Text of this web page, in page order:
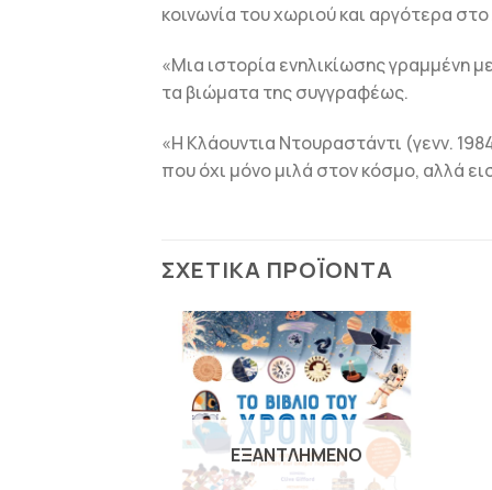
κοινωνία του χωριού και αργότερα
«Μια ιστορία ενηλικίωσης γραμμένη
τα βιώματα της συγγραφέως.
«Η Κλάουντια Ντουραστάντι (γενν.
που όχι μόνο μιλά στον κόσμο, αλλά
ΣΧΕΤΙΚΆ ΠΡΟΪΌΝΤΑ
ΠΡΟΣΘΉΚΗ
ΣΤΗΝ
ΛΊΣΤΑ
ΕΠΙΘΥΜΙΏΝ
ΕΞΑΝΤΛΗΜΈΝΟ